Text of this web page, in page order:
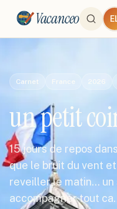
Vacanceo
Carnet France 2026
un petit
15 jours de repos
que le bruit du vent
reveiller le matin...
accompagner tout